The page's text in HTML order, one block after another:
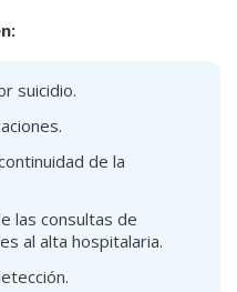
suicidio.
de la
las consultas de
al alta hospitalaria.